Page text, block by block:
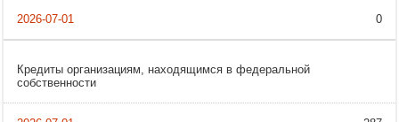
0
Кредиты организациям, находящимся в федеральной
собственности